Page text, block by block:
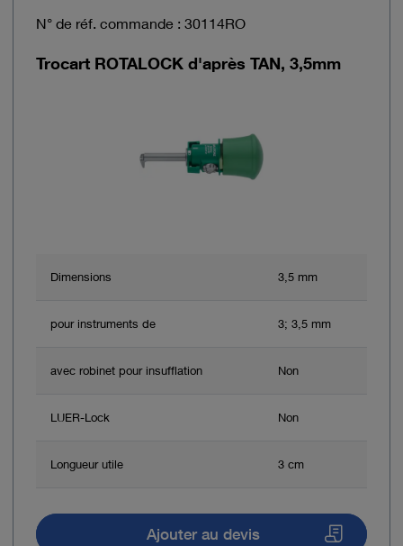
N° de réf. commande : 30114RO
Trocart ROTALOCK d'après TAN, 3,5mm
Dimensions 3,5 mm
pour instruments de 3; 3,5 mm
avec robinet pour insufflation Non
LUER-Lock Non
Longueur utile 3 cm
Ajouter au devis